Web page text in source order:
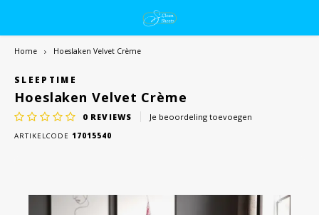
Home Hoeslaken Velvet Crème
SLEEPTIME
Hoeslaken Velvet Crème
0 REVIEWS Je beoordeling toevoegen
ARTIKELCODE 17015540